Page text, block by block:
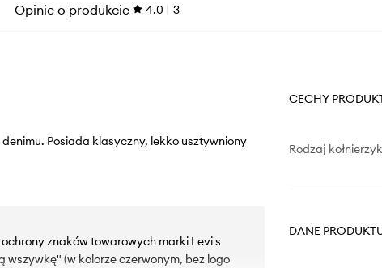
Opinie o produkcie 4.0 3
Posiada klasyczny, lekko usztywniony
znaków towarowych marki Levi's
wszywkę" (w kolorze czerwonym, bez logo
CECHY
Rodzaj
DANE